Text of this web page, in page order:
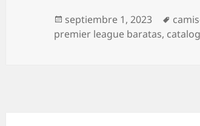
Publicado
el
septiembre 1, 2023
premier league baratas,